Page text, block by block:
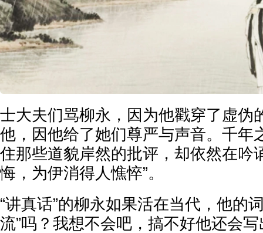
士大夫们骂柳永，因为他戳穿了虚伪
他，因他给了她们尊严与声音。千年
住那些道貌岸然的批评，却依然在吟
悔，为伊消得人憔悴”。
“讲真话”的柳永如果活在当代，他的
流”吗？我想不会吧，搞不好他还会